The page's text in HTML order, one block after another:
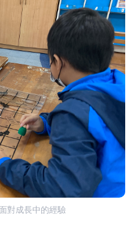
對成長中的經驗